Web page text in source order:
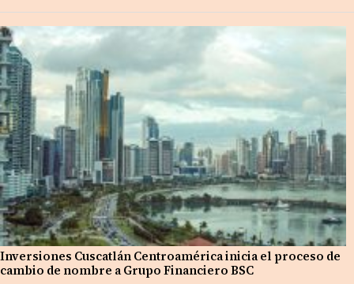
Inversiones Cuscatlán Centroamérica inicia el proceso de
cambio de nombre a Grupo Financiero BSC